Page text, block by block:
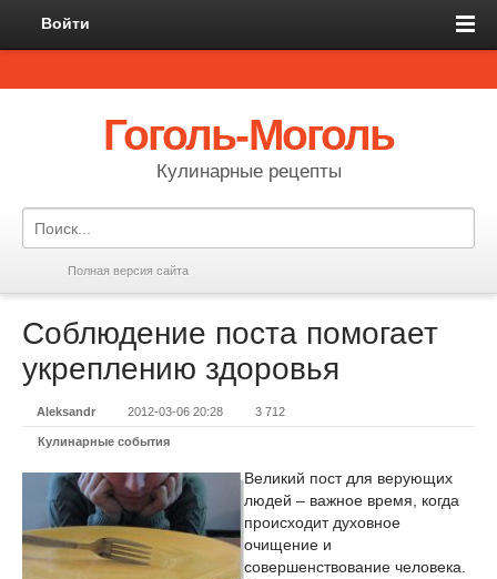
Войти
Гоголь-Моголь
Кулинарные рецепты
Полная версия сайта
Соблюдение поста помогает
укреплению здоровья
Aleksandr 2012-03-06 20:28 3 712
Кулинарные события
Великий пост для верующих
людей – важное время, когда
происходит духовное
очищение и
совершенствование человека.